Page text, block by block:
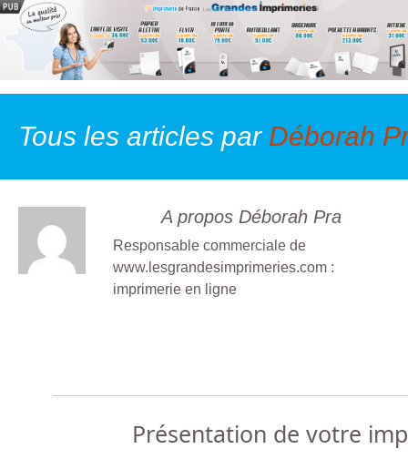
Tous les articles par Déborah
A propos Déborah Pra
Responsable commerciale de
www.lesgrandesimprimeries.com :
imprimerie en ligne
Présentation de votre